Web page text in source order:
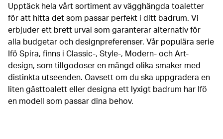
Upptäck hela vårt sortiment av vägghängda toaletter
för att hitta det som passar perfekt i ditt badrum. Vi
erbjuder ett brett urval som garanterar alternativ för
alla budgetar och designpreferenser. Vår populära serie
Ifö Spira, finns i Classic-, Style-, Modern- och Art-
design, som tillgodoser en mängd olika smaker med
distinkta utseenden. Oavsett om du ska uppgradera en
liten gästtoalett eller designa ett lyxigt badrum har Ifö
en modell som passar dina behov.